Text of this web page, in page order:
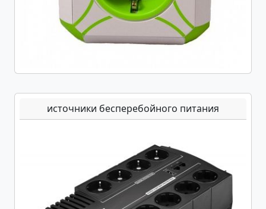
источники бесперебойного питания